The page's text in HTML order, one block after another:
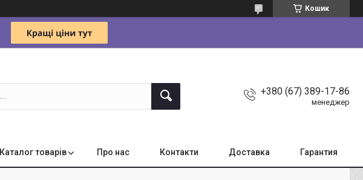
Кошик
+380 (67) 389-17-86
менеджер
Каталог товарів Про нас Контакти Доставка Гарантия